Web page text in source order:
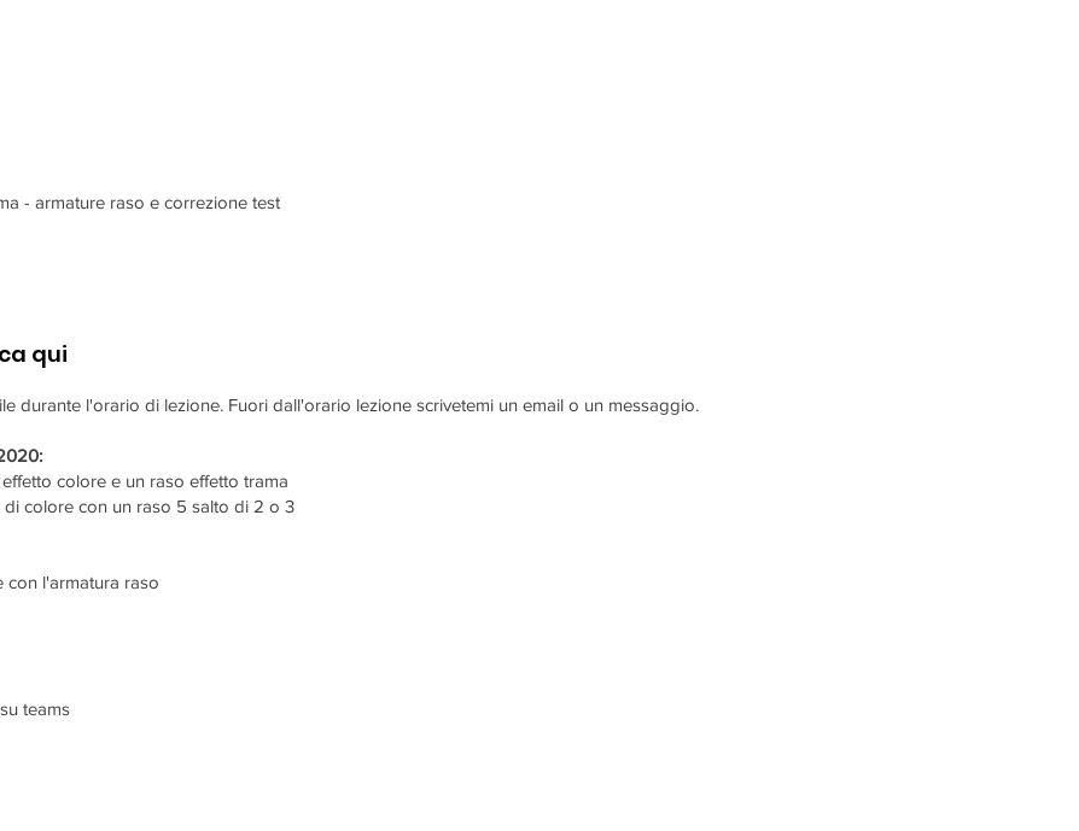
qui
- armature raso e correzione test
durante l'orario di lezione. Fuori dall'orario lezione scrivetemi un email o un messaggio.
colore e un raso effetto trama
colore con un raso 5 salto di 2 o 3
con l'armatura raso
teams